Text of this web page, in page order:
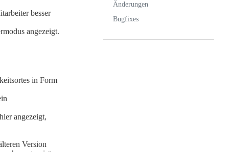
besser
angezeigt.
in Form
angezeigt,
Version
Änderungen
Bugfixes